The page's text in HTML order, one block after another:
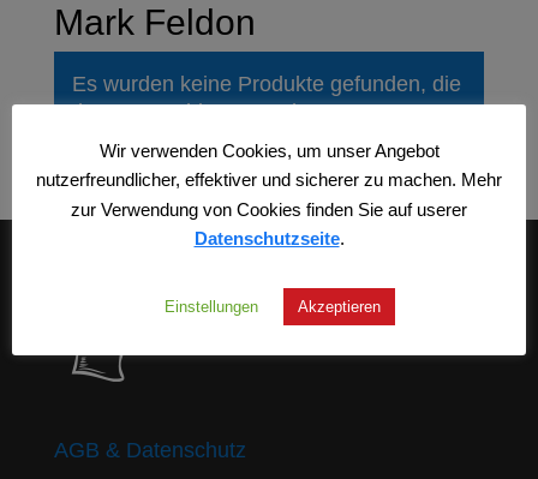
Mark Feldon
Es wurden keine Produkte gefunden, die
Ihrer Auswahl entsprechen.
AGB & Datenschutz
Wir verwenden Cookies, um unser Angebot
nutzerfreundlicher, effektiver und sicherer zu machen. Mehr
zur Verwendung von Cookies finden Sie auf userer
Datenschutzseite.
Einstellungen Akzeptieren